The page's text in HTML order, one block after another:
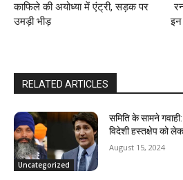
काफिले की अयोध्या में एंट्री, सड़क पर
उमड़ी भीड़
इन
RELATED ARTICLES
Uncategorized
समिति के सामने
विदेशी हस्तक्षेप को
August 15, 2024